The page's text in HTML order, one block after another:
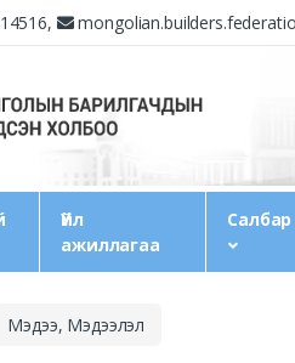
Үйл
ажиллагаа
Мэдээ, Мэдээлэл